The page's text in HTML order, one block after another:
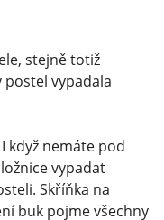
stejně totiž
vypadala
když nemáte pod
vypadat
Skříňka na
buk pojme všechny